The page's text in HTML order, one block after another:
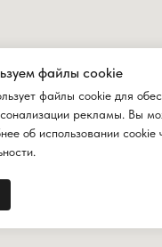
файлы cookie
файлы cookie для
рекламы. Вы
об использовании